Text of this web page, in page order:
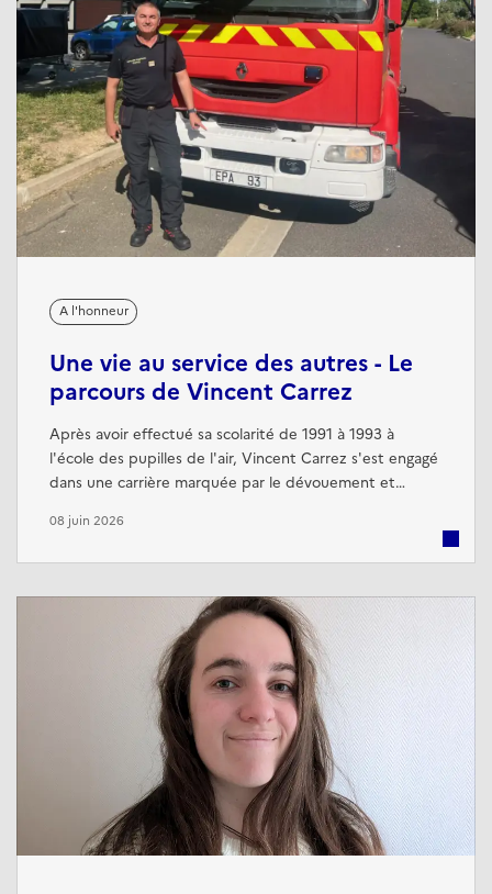
A l'honneur
Une vie au service des autres - Le
parcours de Vincent Carrez
Après avoir effectué sa scolarité de 1991 à 1993 à
l'école des pupilles de l'air, Vincent Carrez s'est engagé
dans une carrière marquée par le dévouement et
brigade des sapeurs-pompiers de Paris (BSPP). À ce jour,
de l'air, Vincent nous ...
08 juin 2026